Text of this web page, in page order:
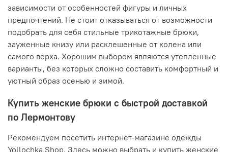
зависимости от особенностей фигуры и личных
предпочтений. Не стоит отказываться от возможности
подобрать для себя стильные трикотажные брюки,
зауженные книзу или расклешенные от колена или
самого верха. Хорошим выбором являются утепленные
варианты, без которых сложно составить комфортный и
уютный образ осенью и зимой.
Купить женские брюки с быстрой доставкой
по Лермонтову
Рекомендуем посетить интернет-магазине одежды
Yollochka.Shop. Здесь можно выбрать и купить женские